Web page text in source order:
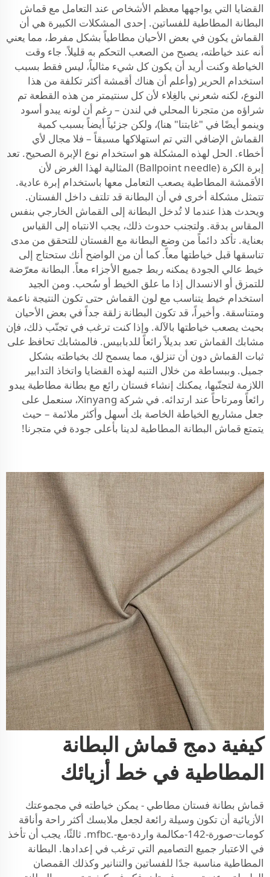
القضايا التي يواجهها معظم الأشخاص عند التعامل مع قماش
البطانة المطاطية للفساتين. إحدى المشكلات الكبيرة هي أن
القماش يكون في بعض الأحيان مطاطياً بشكل مفرط، مما يعني
أنه عند خياطته، يصبح من الصعب التحكم به قليلاً. جاء وقت
الخياطة وكنت أريد أن يكون كل شيء مثالياً، ليس فقط بسبب
استخدام الحرير (وأعلم أن هناك أقمشة أكثر تكلفة من هذا
النوع، لكنه شعرني بالغِلاء لأن كل سنتيمتر من هذه القطعة تم
شراؤه من متجرنا المحلي في لندن – رغم أن لونه يبدو أسود
وينمو أيضًا في "غابتنا" هنا)، ولكن جزئياً أيضاً بسبب كمية
القماش الإضافي التي تم استهلاكها مسبقاً – فلا مجال لأي
أخطاء. الحل لهذه المشكلة هو استخدام نوع الإبرة الصحيح. تعد
إبرة الكرة (Ballpoint needle) المثالية لهذا الغرض لأن
الأقمشة المطاطية يصعب التعامل معها باستخدام إبرة عادية.
تتمثل مشكلة أخرى في أن البطانة قد تلتف داخل الفستان.
ويحدث هذا عندما لا تُدخل البطانة إلى القماش الخارجي بنفس
المقاس بدقة. ولتجنب حدوث ذلك، يجب الانتباه إلى القياس
بعناية. تأكد دائماً من وضع البطانة مع الفستان للتحقق من مدى
تناسقها قبل خياطتها معاً. كما أن من الواضح أنك ستحتاج إلى
خيط عالي الجودة يمكنه ربط جميع الأجزاء معاً. البطانة معرّضة
للتمزق أو الانسدال إذا ما علق الخيط أو سُحب. ومن الجيد
استخدام خيط يتناسب مع لون القماش حتى تكون النتيجة ناعمة
ومتناسقة. وأخيراً، قد تكون البطانة زلقة جداً في بعض الأحيان
بحيث يصعب خياطتها بالآلة. وإذا كنت ترغب في تجنّب ذلك، فإن
مشابك القماش تعد بديلاً رائعاً للدبابيس. فالمشابك تحافظ على
ثبات القماش دون أن تنزلق، مما يسمح لك بخياطته بشكل
جميل. وببساطة من خلال التنبه لهذه القضايا واتخاذ التدابير
اللازمة لتجنّبها، يمكنك إنشاء فستان رائع مع بطانة مطاطية يبدو
رائعاً ومرتاحاً عند ارتدائه. في شركة Xinyang، سنعمل على
جعل مشاريع الخياطة الخاصة بك أسهل وأكثر ملائمة – حيث
يتمتع قماش البطانة المطاطية لدينا بأعلى جودة في متجرنا!
كيفية دمج قماش البطانة
المطاطية في خط أزيائك
قماش بطانة فستان مطاطي - يمكن خياطته في مجموعتك
الأزيائية أن تكون وسيلة رائعة لجعل ملابسك أكثر راحة وأناقة
كومات-صورة-142-مكالمة واردة-مع-.mfbc. ثالثًا، يجب أن تأخذ
في الاعتبار جميع التصاميم التي ترغب في إعدادها. البطانة
المطاطية مناسبة جدًا للفساتين والتنانير وكذلك القمصان